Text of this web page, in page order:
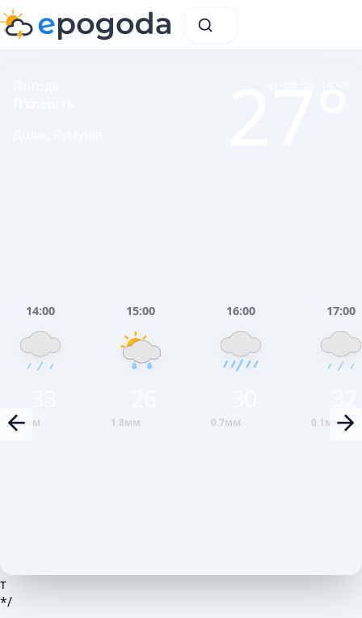
14:00
0.4мм
15:00
1.8мм
16:00
0.7мм
17:00
0.1мм
т
*/